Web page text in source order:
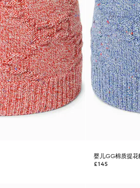
婴儿GG棉质提花
£145